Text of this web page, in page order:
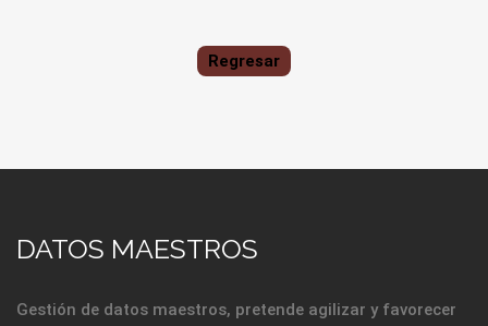
Regresar
DATOS MAESTROS
Gestión de datos maestros, pretende agilizar y favorecer